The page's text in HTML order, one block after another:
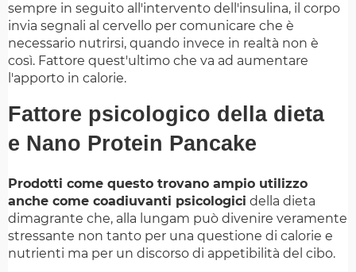
sempre in seguito all'intervento dell'insulina, il corpo
invia segnali al cervello per comunicare che è
necessario nutrirsi, quando invece in realtà non è
così. Fattore quest'ultimo che va ad aumentare
l'apporto in calorie.
Fattore psicologico della dieta
e Nano Protein Pancake
Prodotti come questo trovano ampio utilizzo
anche come coadiuvanti psicologici della dieta
dimagrante che, alla lungam può divenire veramente
stressante non tanto per una questione di calorie e
nutrienti ma per un discorso di appetibilità del cibo.